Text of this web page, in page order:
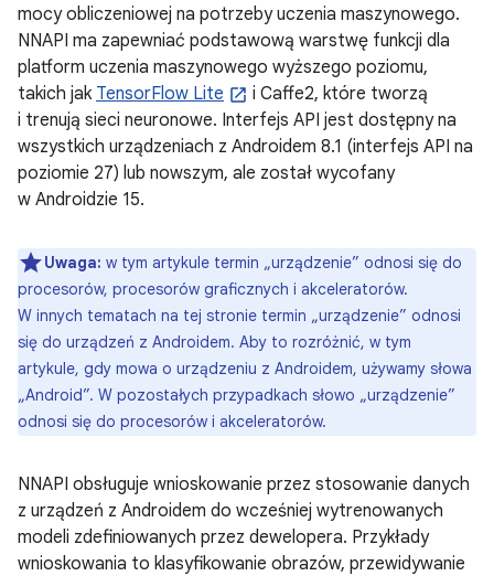
mocy obliczeniowej na potrzeby uczenia maszynowego.
NNAPI ma zapewniać podstawową warstwę funkcji dla
platform uczenia maszynowego wyższego poziomu,
takich jak TensorFlow Lite
i Caffe2, które tworzą
i trenują sieci neuronowe. Interfejs API jest dostępny na
wszystkich urządzeniach z Androidem 8.1 (interfejs API na
poziomie 27) lub nowszym, ale został wycofany
w Androidzie 15.
Uwaga: w tym artykule termin „urządzenie” odnosi się do
procesorów, procesorów graficznych i akceleratorów.
W innych tematach na tej stronie termin „urządzenie” odnosi
się do urządzeń z Androidem. Aby to rozróżnić, w tym
artykule, gdy mowa o urządzeniu z Androidem, używamy słowa
„Android”. W pozostałych przypadkach słowo „urządzenie”
odnosi się do procesorów i akceleratorów.
NNAPI obsługuje wnioskowanie przez stosowanie danych
z urządzeń z Androidem do wcześniej wytrenowanych
modeli zdefiniowanych przez dewelopera. Przykłady
wnioskowania to klasyfikowanie obrazów, przewidywanie